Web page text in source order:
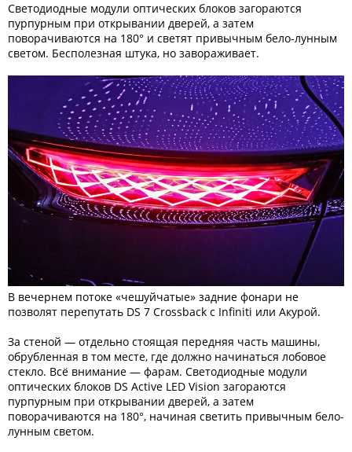
Светодиодные модули оптических блоков загораются
пурпурным при открывании дверей, а затем
поворачиваются на 180° и светят привычным бело-лунным
светом. Бесполезная штука, но завораживает.
В вечернем потоке «чешуйчатые» задние фонари не
позволят перепутать DS 7 Crossback с Infiniti или Акурой.
За стеной — отдельно стоящая передняя часть машины,
обрубленная в том месте, где должно начинаться лобовое
стекло. Всё внимание — фарам. Светодиодные модули
оптических блоков DS Active LED Vision загораются
пурпурным при открывании дверей, а затем
поворачиваются на 180°, начиная светить привычным бело-
лунным светом.